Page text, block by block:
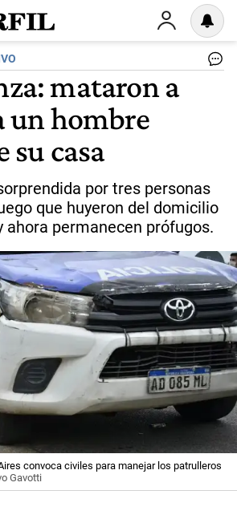
mataron a
un hombre
su casa
por tres personas
que huyeron del domicilio
ahora permanecen prófugos.
convoca civiles para manejar los patrulleros
Gavotti